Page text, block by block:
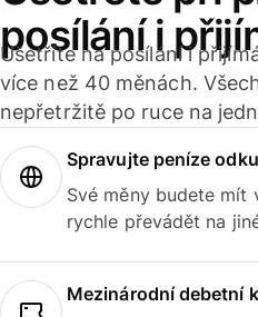
posílání i
Ušetříte na posílání i
více než 40 měnách.
nepřetržitě po ruce na
Spravujte peníze
Své měny budete mít
rychle převádět na
Mezinárodní debetní